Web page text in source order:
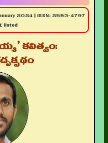
2024 | ISSN: 2583-4797
listed
కవిత్వం: